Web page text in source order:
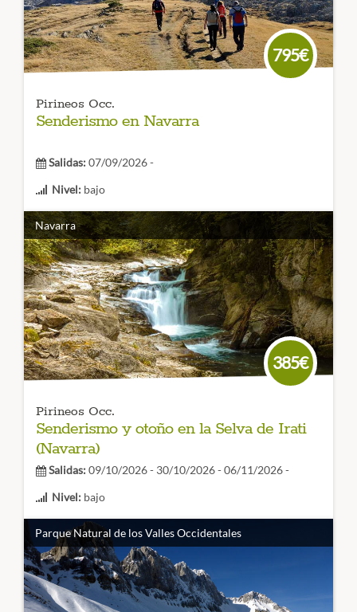
CÓDIGO VIAJE:
795€
Pirineos Occ.
Senderismo en Navarra
Salidas:07/09/2026 -
Nivel: bajo
Duración:6 días
Duración: 6 díasPuro senderismo y naturaleza; no te
puedes perderla Selva de Irati, uno de los más
espectaculares hayedos de Europa y el Pirineo Navarro.
¡Ven a conocerlo con nosotros!
CÓDIGO VIAJE: 001SES
Navarra
385€
Pirineos Occ.
Senderismo y otoño en la Selva de Irati
(Navarra)
Salidas:09/10/2026 - 30/10/2026 - 06/11/2026 -
Nivel: bajo
Duración:
Si eres un amante del senderismo y la naturaleza,no te
puedes perder la Selva de Irati, un hayedo espectacular, y
el paisaje kárstico de Larra. ¡Vente a conocerlo con
Amadablam Aventura!
Parque Natural de los Valles Occidentales